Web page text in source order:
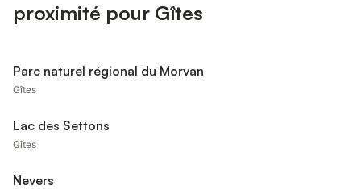
proximité pour Gîtes
Parc naturel régional du Morvan
Gîtes
Lac des Settons
Gîtes
Nevers